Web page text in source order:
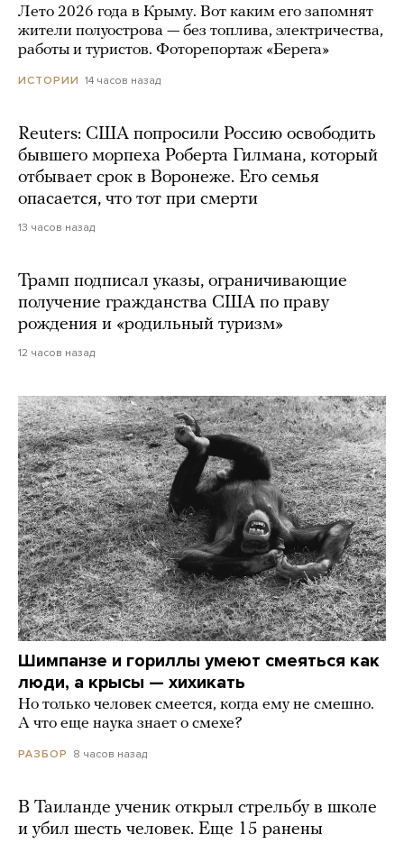
Лето 2026 года в Крыму. Вот каким его запомнят
жители полуострова — без топлива, электричества,
работы и туристов. Фоторепортаж «Берега»
ИСТОРИИ 14 часов назад
Reuters: США попросили Россию освободить
бывшего морпеха Роберта Гилмана, который
отбывает срок в Воронеже. Его семья
опасается, что тот при смерти
13 часов назад
Трамп подписал указы, ограничивающие
получение гражданства США по праву
рождения и «родильный туризм»
12 часов назад
Шимпанзе и гориллы умеют смеяться как
люди, а крысы — хихикать
Но только человек смеется, когда ему не смешно.
А что еще наука знает о смехе?
РАЗБОР 8 часов назад
В Таиланде ученик открыл стрельбу в школе
и убил шесть человек. Еще 15 ранены